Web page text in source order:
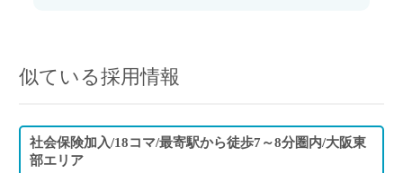
似ている採用情報
社会保険加入/18コマ/最寄駅から徒歩7～8分圏内/大阪東
部エリア